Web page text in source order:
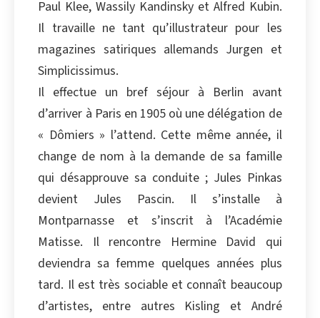
Paul Klee, Wassily Kandinsky et Alfred Kubin.
Il travaille ne tant qu’illustrateur pour les
magazines satiriques allemands Jurgen et
Simplicissimus.
Il effectue un bref séjour à Berlin avant
d’arriver à Paris en 1905 où une délégation de
« Dômiers » l’attend. Cette même année, il
change de nom à la demande de sa famille
qui désapprouve sa conduite ; Jules Pinkas
devient Jules Pascin. Il s’installe à
Montparnasse et s’inscrit à l’Académie
Matisse. Il rencontre Hermine David qui
deviendra sa femme quelques années plus
tard. Il est très sociable et connaît beaucoup
d’artistes, entre autres Kisling et André